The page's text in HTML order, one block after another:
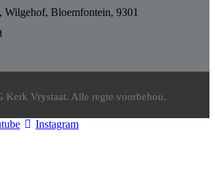
Wilgehof, Bloemfontein, 9301
Kerk Vrystaat. Alle regte voorbehou.
Instagram